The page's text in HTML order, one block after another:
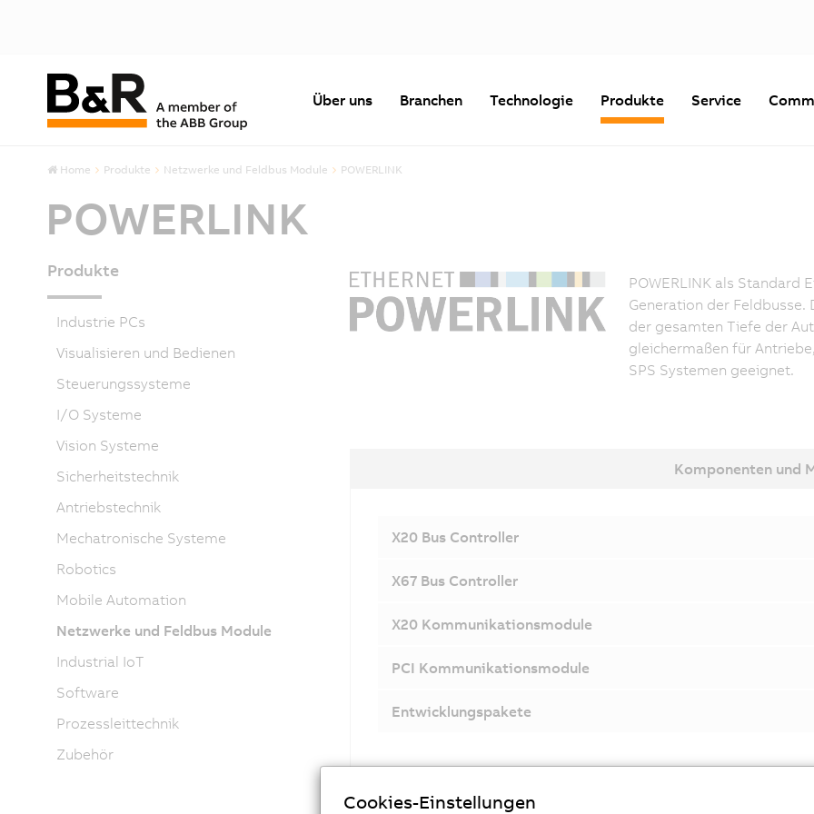
Über uns Branchen Technologie Produkte Service
Home Produkte Netzwerke und Feldbus Module POWERLINK
POWERLINK
POWERLINK als
Generation der
der gesamten Tiefe der
gleichermaßen für
SPS Systemen geeignet.
Komponenten und
X20 Bus Controller
X67 Bus Controller
X20 Kommunikationsmodule
PCI Kommunikationsmodule
Entwicklungspakete
Produkte
Industrie PCs
Visualisieren und Bedienen
Steuerungssysteme
I/O Systeme
Vision Systeme
Sicherheitstechnik
Antriebstechnik
Mechatronische Systeme
Robotics
Mobile Automation
Netzwerke und Feldbus Module
Industrial IoT
Software
Prozessleittechnik
Zubehör
Cookies-Einstellungen